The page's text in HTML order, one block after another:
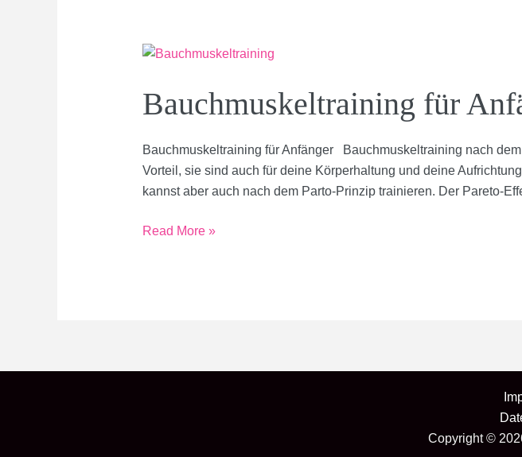
Bauchmuskeltraining für
Bauchmuskeltraining für Anfänger Bauchmuskeltraining nach
Vorteil, sie sind auch für deine Körperhaltung und deine
kannst aber auch nach dem Parto-Prinzip trainieren. Der Pareto-
Bauchmuskeltraining
Read More »
Copyright ©